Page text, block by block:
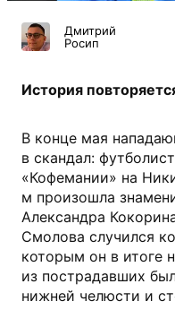
Дмитрий
Росип
История
В конце мая
в скандал:
«Кофемании» на
м произошла
Александра
Смолова случился
которым он в итоге
из пострадавших
нижней челюсти и